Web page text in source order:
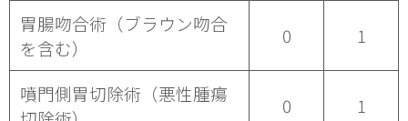
胃腸吻合術（ブラウン吻合
を含む）
0 1
噴門側胃切除術（悪性腫瘍
0 1